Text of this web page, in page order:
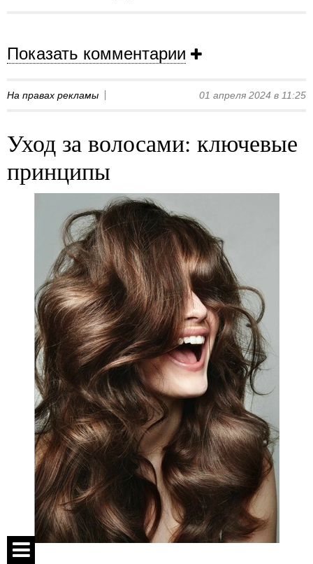
Показать комментарии
На правах рекламы 01 апреля 2024 в 11:25
Уход за волосами: ключевые
принципы